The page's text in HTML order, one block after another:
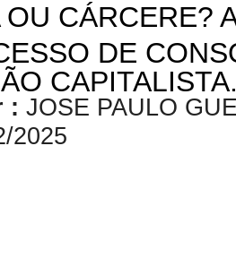
OU CÁRCERE?
DE
: JOSE PAULO
2025